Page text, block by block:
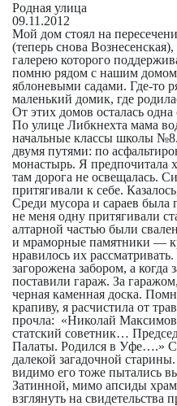
Родная улица
09.11.2012
Мой дом стоял на
(теперь снова
галерею которого
помню рядом с нашим
яблоневыми садами. Где-то
маленький домик, где
От этих домов осталась
По улице Либкнехта мама
начальные классы школы
двумя путями: по
монастырь. Я предпочитала
там дорога не освещалась.
притягивали к себе.
Среди мусора и сараев была
не меня одну притягивали
алтарной частью были
и мраморные памятники —
нравилось их
загорожена забором, а когда
поставили гараж. За
черная каменная доска.
крапиву, я расчистила от
прочла: «Николай
статский советник…
Палаты. Родился в Уфе….»
далекой загадочной
видимо его тоже пытались
Затинной, мимо апсиды
взглянуть на свидетельства